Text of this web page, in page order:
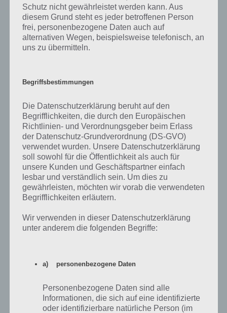
Die App CSI Hidden Crimes
herunterladen
CSI Hidden Crimes ist kein richtiges CSI Spiel, wie man es noch als PC
Spiel kennt. Stattdessen hat sich Ubisoft für ein Hidden Element
müssen. Die grafische Umsetzung ist sehr gelungen und auch die
Tatsache am Ende einen Täter zu überführen hat seinen Charme.
Währungen gestreckt. Will man schneller weiterspielen, kommt man
Wer nicht warten kann, muss zahlen. Wer ab und zu mal einen Fall
lösen will, sollte sich CSI Hidden Crimes mal herunterladen.
Schutz nicht gewährleistet werden kann. Aus
diesem Grund steht es jeder betroffenen Person
frei, personenbezogene Daten auch auf
alternativen Wegen, beispielsweise telefonisch, an
uns zu übermitteln.
Begriffsbestimmungen
Die Datenschutzerklärung beruht auf den
Begrifflichkeiten, die durch den Europäischen
Richtlinien- und Verordnungsgeber beim Erlass
der Datenschutz-Grundverordnung (DS-GVO)
verwendet wurden. Unsere Datenschutzerklärung
soll sowohl für die Öffentlichkeit als auch für
unsere Kunden und Geschäftspartner einfach
lesbar und verständlich sein. Um dies zu
gewährleisten, möchten wir vorab die verwendeten
Begrifflichkeiten erläutern.
Wir verwenden in dieser Datenschutzerklärung
unter anderem die folgenden Begriffe:
a) personenbezogene Daten
Personenbezogene Daten sind alle
Informationen, die sich auf eine identifizierte
oder identifizierbare natürliche Person (im